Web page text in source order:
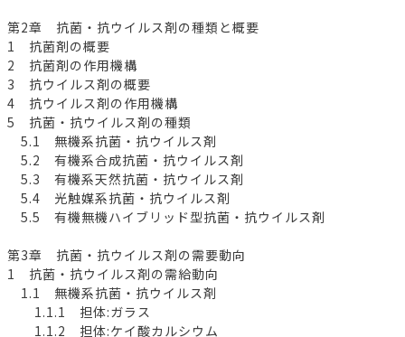
第2章 抗菌・抗ウイルス剤の種類と概要
1 抗菌剤の概要
2 抗菌剤の作用機構
3 抗ウイルス剤の概要
4 抗ウイルス剤の作用機構
5 抗菌・抗ウイルス剤の種類
5.1 無機系抗菌・抗ウイルス剤
5.2 有機系合成抗菌・抗ウイルス剤
5.3 有機系天然抗菌・抗ウイルス剤
5.4 光触媒系抗菌・抗ウイルス剤
5.5 有機無機ハイブリッド型抗菌・抗ウイルス剤
第3章 抗菌・抗ウイルス剤の需要動向
1 抗菌・抗ウイルス剤の需給動向
1.1 無機系抗菌・抗ウイルス剤
1.1.1 担体:ガラス
1.1.2 担体:ケイ酸カルシウム